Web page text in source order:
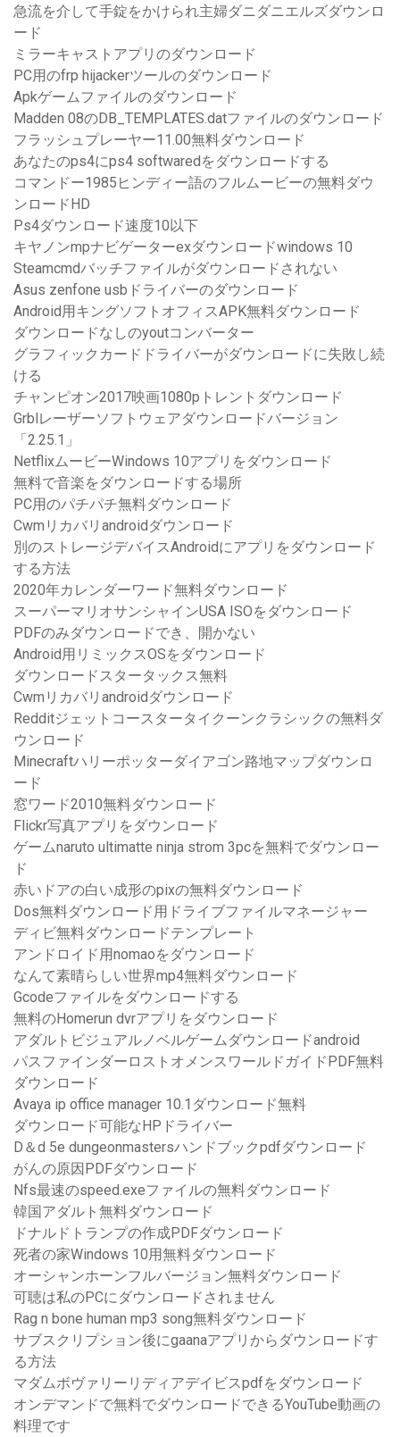
急流を介して手錠をかけられ主婦ダニダニエルズダウンロ
ード
ミラーキャストアプリのダウンロード
PC用のfrp hijackerツールのダウンロード
Apkゲームファイルのダウンロード
Madden 08の​​DB_TEMPLATES.datファイルのダウンロード
フラッシュプレーヤー11.00無料ダウンロード
あなたのps4にps4 softwaredをダウンロードする
コマンドー1985ヒンディー語のフルムービーの無料ダウ
ンロードHD
Ps4ダウンロード速度10以下
キヤノンmpナビゲーターexダウンロードwindows 10
Steamcmdバッチファイルがダウンロードされない
Asus zenfone usbドライバーのダウンロード
Android用キングソフトオフィスAPK無料ダウンロード
ダウンロードなしのyoutコンバーター
グラフィックカードドライバーがダウンロードに失敗し続
ける
チャンピオン2017映画1080pトレントダウンロード
Grblレーザーソフトウェアダウンロードバージョン
「2.25.1」
NetflixムービーWindows 10アプリをダウンロード
無料で音楽をダウンロードする場所
PC用のパチパチ無料ダウンロード
Cwmリカバリandroidダウンロード
別のストレージデバイスAndroidにアプリをダウンロード
する方法
2020年カレンダーワード無料ダウンロード
スーパーマリオサンシャインUSA ISOをダウンロード
PDFのみダウンロードでき、開かない
Android用リミックスOSをダウンロード
ダウンロードスタータックス無料
Cwmリカバリandroidダウンロード
Redditジェットコースタータイクーンクラシックの無料ダ
ウンロード
Minecraftハリーポッターダイアゴン路地マップダウンロ
ード
窓ワード2010無料ダウンロード
Flickr写真アプリをダウンロード
ゲームnaruto ultimatte ninja strom 3pcを無料でダウンロー
ド
赤いドアの白い成形のpixの無料ダウンロード
Dos無料ダウンロード用ドライブファイルマネージャー
ディビ無料ダウンロードテンプレート
アンドロイド用nomaoをダウンロード
なんて素晴らしい世界mp4無料ダウンロード
Gcodeファイルをダウンロードする
無料のHomerun dvrアプリをダウンロード
アダルトビジュアルノベルゲームダウンロードandroid
パスファインダーロストオメンスワールドガイドPDF無料
ダウンロード
Avaya ip office manager 10.1ダウンロード無料
ダウンロード可能なHPドライバー
D＆d 5e dungeonmastersハンドブックpdfダウンロード
がんの原因PDFダウンロード
Nfs最速のspeed.exeファイルの無料ダウンロード
韓国アダルト無料ダウンロード
ドナルドトランプの作成PDFダウンロード
死者の家Windows 10用無料ダウンロード
オーシャンホーンフルバージョン無料ダウンロード
可聴は私のPCにダウンロードされません
Rag n bone human mp3 song無料ダウンロード
サブスクリプション後にgaanaアプリからダウンロードす
る方法
マダムボヴァリーリディアデイビスpdfをダウンロード
オンデマンドで無料でダウンロードできるYouTube動画の
料理です